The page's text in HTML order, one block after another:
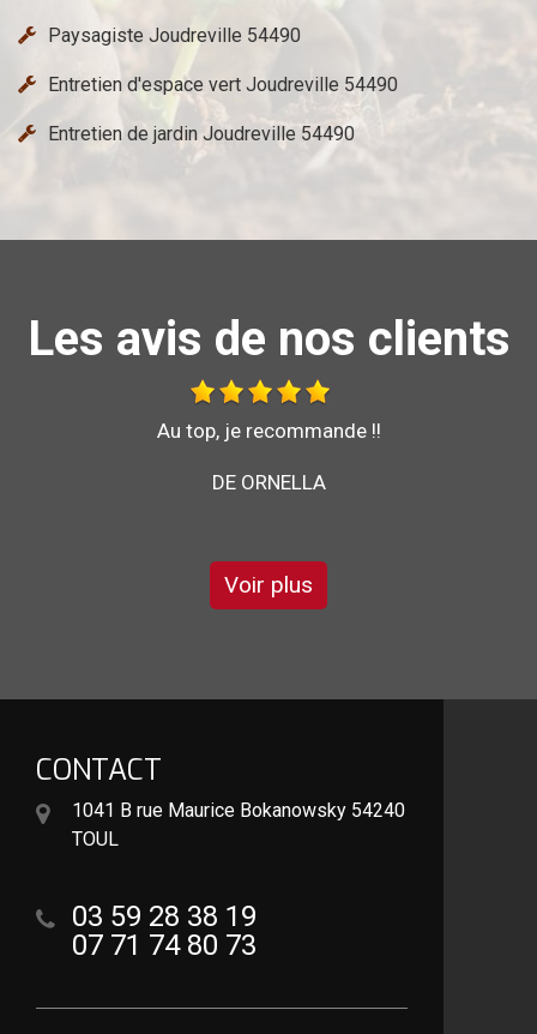
Paysagiste Joudreville 54490
Entretien d'espace vert Joudreville 54490
Entretien de jardin Joudreville 54490
Les avis de nos clients
Bonjour je vous recommande l'entreprise brochard
Voir plus
CONTACT
1041 B rue Maurice Bokanowsky 54240
TOUL
03 59 28 38 19
07 71 74 80 73